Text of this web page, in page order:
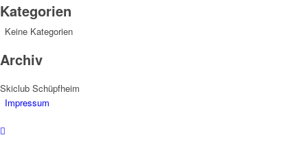
Kategorien
Keine Kategorien
Archiv
Skiclub Schüpfheim
Impressum